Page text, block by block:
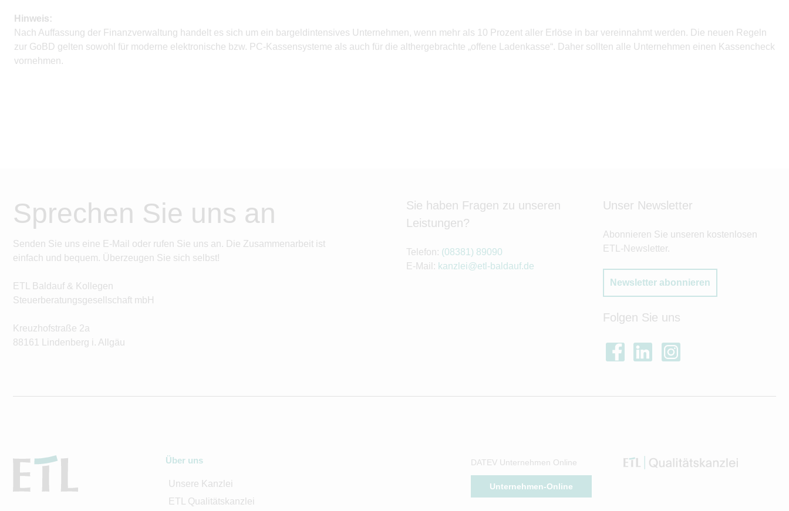
Hinweis:
Nach Auffassung der Finanzverwaltung handelt es sich um ein bargeldintensives Unternehmen, wenn mehr als 10 Prozent aller Erlöse in bar vereinnahmt werden. Die neuen Regeln
zur GoBD gelten sowohl für moderne elektronische bzw. PC-Kassensysteme als auch für die althergebrachte „offene Ladenkasse“. Daher sollten alle Unternehmen einen Kassencheck
vornehmen.
Sprechen Sie uns an
Senden Sie uns eine E-Mail oder rufen Sie uns an. Die Zusammenarbeit ist
einfach und bequem. Überzeugen Sie sich selbst!
ETL Baldauf & Kollegen
Steuerberatungsgesellschaft mbH
Kreuzhofstraße 2a
88161 Lindenberg i. Allgäu
Sie haben Fragen zu unseren
Leistungen?
Telefon: (08381) 89090
E-Mail: kanzlei@etl-baldauf.de
Unser Newsletter
Abonnieren Sie unseren kostenlosen
ETL-Newsletter.
Newsletter abonnieren
Folgen Sie uns
Über uns
Unsere Kanzlei
ETL Qualitätskanzlei
DATEV Unternehmen Online
Unternehmen-Online